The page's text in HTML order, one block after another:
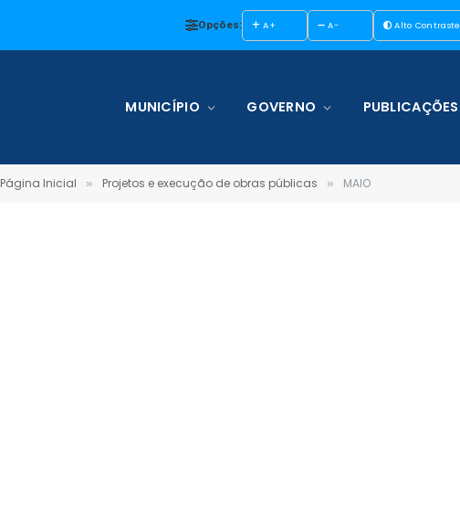
Opções: A+ A- Alto Contraste
MUNICÍPIO GOVERNO PUBLICAÇÕES
Página Inicial » Projetos e execução de obras públicas » MAIO